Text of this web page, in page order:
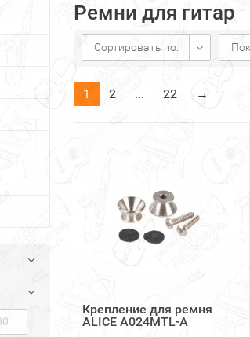
Ремни для гитар
Сортировать по:
1 2 ... 22 →
Крепление для ремня
ALICE A024MTL-A